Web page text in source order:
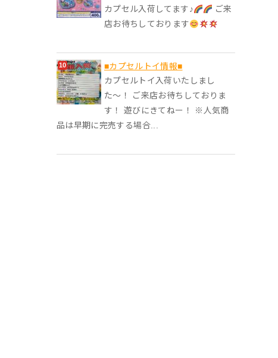
カプセル入荷してます♪
ご来
店お待ちしております
■カプセルトイ情報■
カプセルトイ入荷いたしまし
た〜！ ご来店お待ちしておりま
す！ 遊びにきてねー！ ※人気商
品は早期に完売する場合...